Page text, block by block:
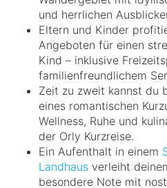
und herrlichen
Eltern und Kinder
Angeboten für einen
Kind – inklusive
familienfreundlichem
Zeit zu zweit kannst du
eines romantischen
Wellness, Ruhe und
der Orly Kurzreise.
Ein Aufenthalt in einem
Landhaus verleiht
besondere Note mit